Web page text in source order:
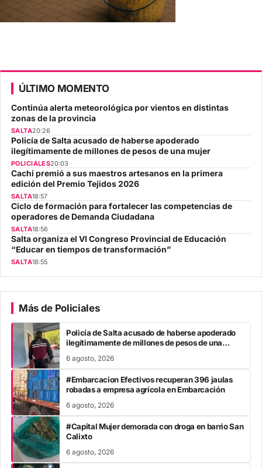
ÚLTIMO MOMENTO
Continúa alerta meteorológica por vientos en distintas
zonas de la provincia
SALTA20:26
Policía de Salta acusado de haberse apoderado
ilegítimamente de millones de pesos de una mujer
POLICIALES20:03
Cachi premió a sus maestros artesanos en la primera
edición del Premio Tejidos 2026
SALTA18:57
Ciclo de formación para fortalecer las competencias de
operadores de Demanda Ciudadana
SALTA18:56
Salta organiza el VI Congreso Provincial de Educación
“Educar en tiempos de transformación”
SALTA18:55
Más de Policiales
Policía de Salta acusado de haberse apoderado
ilegítimamente de millones de pesos de una
6 agosto, 2026
#Embarcacion Efectivos recuperan 396 jaulas
robadas a empresa agrícola en Embarcación
6 agosto, 2026
#Capital Mujer demorada con droga en barrio San
Calixto
6 agosto, 2026